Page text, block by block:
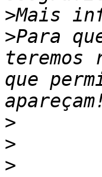
>Mais
>Para
teremos
que
>
>
>